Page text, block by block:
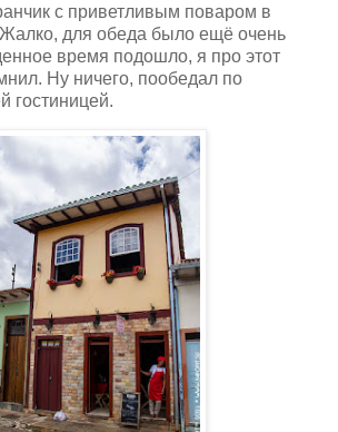
с приветливым поваром в
Жалко, для обеда было ещё очень
время подошло, я про этот
Ну ничего, пообедал по
гостиницей.